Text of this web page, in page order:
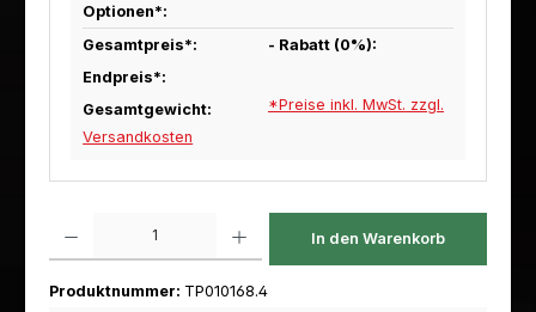
Optionen*:
Gesamtpreis*:
- Rabatt (0%):
Endpreis*:
Gesamtgewicht:
*Preise inkl. MwSt. zzgl.
Versandkosten
In den Warenkorb
Produktnummer: TP010168.4